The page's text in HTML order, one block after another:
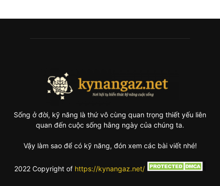
Sống ở đời, kỹ năng là thứ vô cùng quan trọng thiết yếu liên
quan đến cuộc sống hằng ngày của chúng ta.
Vậy làm sao để có kỹ năng, đón xem các bài viết nhé!
2022 Copyright of https://kynangaz.net/